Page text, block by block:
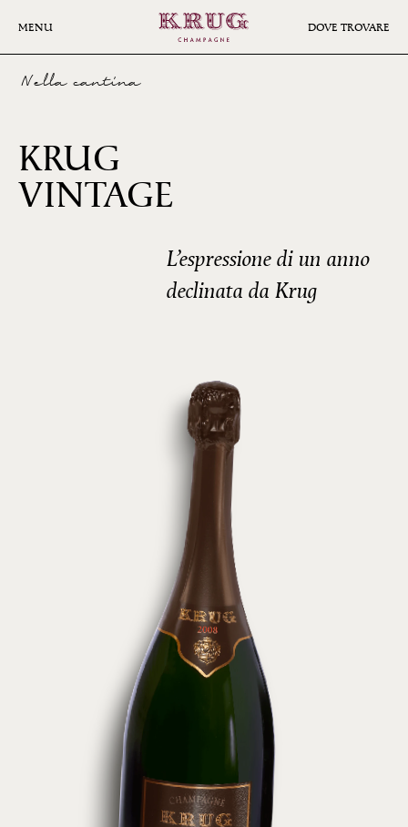
MENU DOVE TROVARE
Nella cantina
KRUG
VINTAGE
L’espressione di un anno
declinata da Krug